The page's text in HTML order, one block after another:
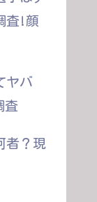
査!顔
ヤバ
査
者？現